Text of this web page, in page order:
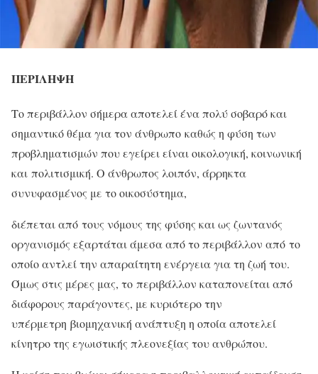
ΠΕΡΙΛΗΨΗ
Το περιβάλλον σήμερα αποτελεί ένα πολύ σοβαρό και
σημαντικό θέμα για τον άνθρωπο καθώς η φύση των
προβληματισμών που εγείρει είναι οικολογική, κοινωνική
και πολιτισμική. Ο άνθρωπος λοιπόν, άρρηκτα
συνυφασμένος με το οικοσύστημα,
διέπεται από τους νόμους της φύσης και ως ζωντανός
οργανισμός εξαρτάται άμεσα από το περιβάλλον από το
οποίο αντλεί την απαραίτητη ενέργεια για τη ζωή του.
Όμως στις μέρες μας, το περιβάλλον καταπονείται από
διάφορους παράγοντες, με κυριότερο την
υπέρμετρη βιομηχανική ανάπτυξη η οποία αποτελεί
κίνητρο της εγωιστικής πλεονεξίας του ανθρώπου.